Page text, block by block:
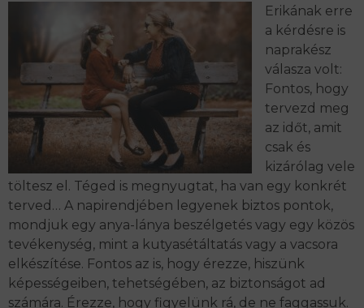
Erikának erre
a kérdésre is
naprakész
válasza volt:
Fontos, hogy
tervezd meg
az időt, amit
csak és
kizárólag vele
töltesz el. Téged is megnyugtat, ha van egy konkrét
terved… A napirendjében legyenek biztos pontok,
mondjuk egy anya-lánya beszélgetés vagy egy közös
tevékenység, mint a kutyasétáltatás vagy a vacsora
elkészítése. Fontos az is, hogy érezze, hiszünk
képességeiben, tehetségében, az biztonságot ad
számára. Érezze, hogy figyelünk rá, de ne faggassuk.